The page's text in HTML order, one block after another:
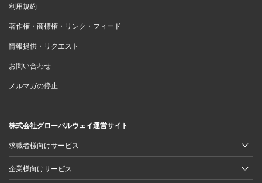
利用規約
著作権・商標権・リンク・フィード
情報提供・リクエスト
お問い合わせ
メルマガの停止
株式会社グローバルウェイ運営サイト
求職者様向けサービス
企業様向けサービス